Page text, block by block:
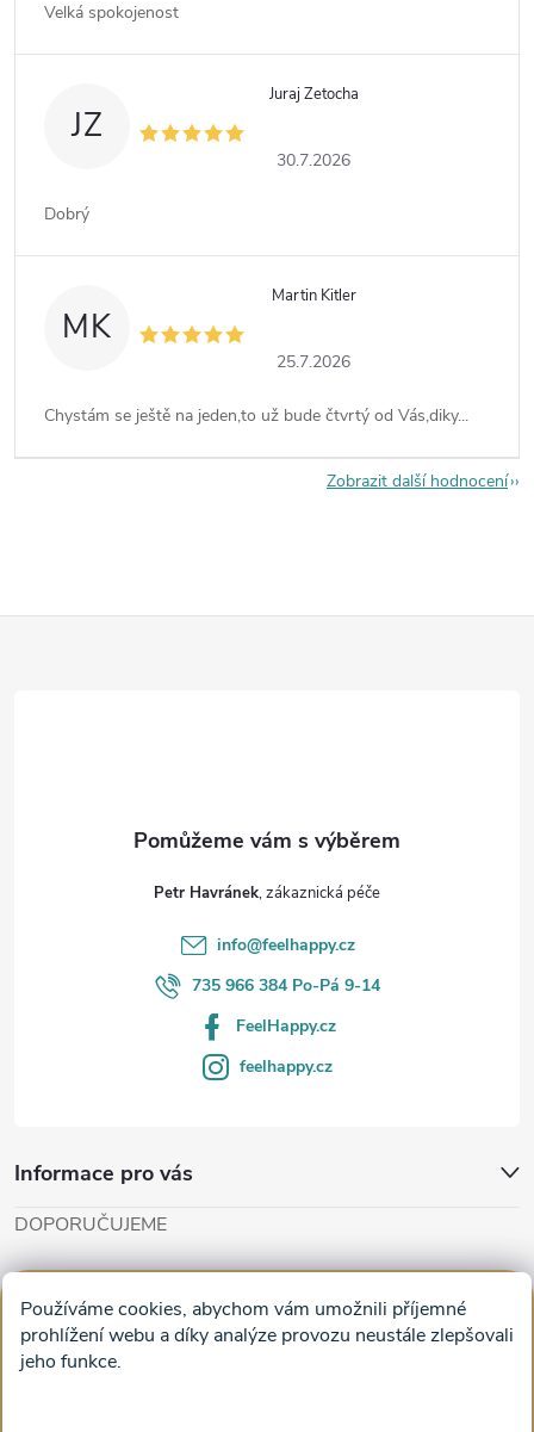
Používáme cookies, abychom vám umožnili příjemné
prohlížení webu a díky analýze provozu neustále zlepšovali
jeho funkce.
Velká spokojenost
JZ
Juraj Zetocha
30.7.2026
Dobrý
MK
Martin Kitler
25.7.2026
Chystám se ještě na jeden,to už bude čtvrtý od Vás,diky...
Zobrazit další hodnocení
Petr Havránek
info@feelhappy.cz
735 966 384 Po-Pá 9-14
FeelHappy.cz
feelhappy.cz
Informace pro vás
DOPORUČUJEME
Obrazy na plátně na zeď a stěnu do obýváku
Facebook